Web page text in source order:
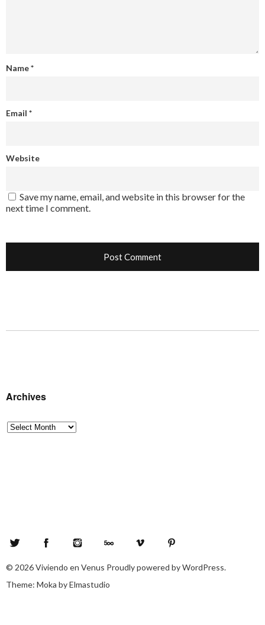
Name*
Email *
Website
Save my name, email, and website in this browser for the
next time I comment.
Archives
Archives
© 2026Viviendo en Venus Proudly powered byWordPress.
Theme: Moka byElmastudio